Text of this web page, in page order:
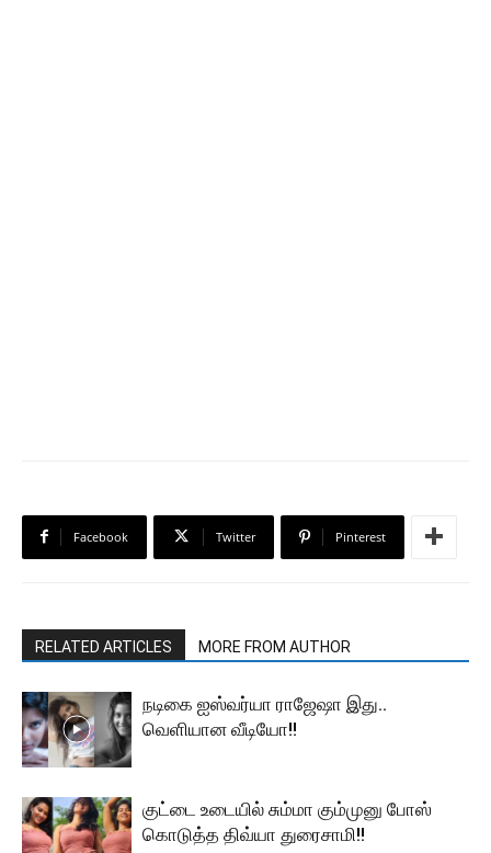
Facebook Twitter Pinterest
RELATED ARTICLES MORE FROM AUTHOR
நடிகை ஐஸ்வர்யா ராஜேஷா இது..
வெளியான வீடியோ!!
குட்டை உடையில் சும்மா கும்முனு போஸ்
கொடுத்த திவ்யா துரைசாமி!!